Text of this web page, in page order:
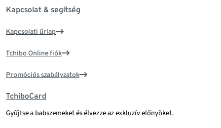
Kapcsolat & segítség
Kapcsolati űrlap
Tchibo Online fiók
Promóciós szabályzatok
TchiboCard
Gyűjtse a babszemeket és élvezze az exkluzív előnyöket.